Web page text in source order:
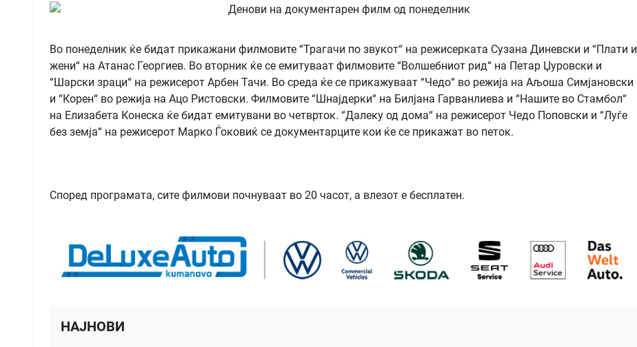
Во понеделник ќе бидат прикажани филмовите “Трагачи по звукот“ на режисерката Сузана Диневски и “Плати и
жени“ на Атанас Георгиев. Во вторник ќе се емитуваат филмовите “Волшебниот рид“ на Петар Џуровски и
“Шарски зраци“ на режисерот Арбен Тачи. Во среда ќе се прикажуваат “Чедо“ во режија на Аљоша Симјановски
и “Корен“ во режија на Ацо Ристовски. Филмовите “Шнајдерки“ на Билјана Гарванлиева и “Нашите во Стамбол“
на Елизабета Конеска ќе бидат емитувани во четврток. “Далеку од дома“ на режисерот Чедо Поповски и “Луѓе
без земја“ на режисерот Марко Ѓоковиќ се документарците кои ќе се прикажат во петок.
Според програмата, сите филмови почнуваат во 20 часот, а влезот е бесплатен.
НАЈНОВИ